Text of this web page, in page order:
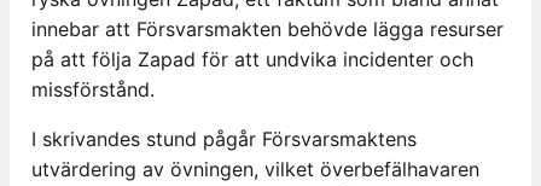
innebar att Försvarsmakten behövde lägga resurser
på att följa Zapad för att undvika incidenter och
missförstånd.
I skrivandes stund pågår Försvarsmaktens
utvärdering av övningen, vilket överbefälhavaren